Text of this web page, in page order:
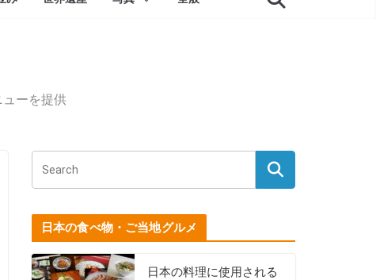
ーを提供
日本の食べ物・ご当地グルメ
日本の料理に使用される